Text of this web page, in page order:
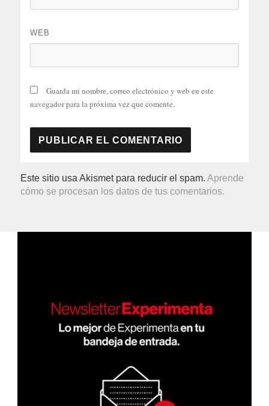
WEB
Guarda mi nombre, correo electrónico y web en este
navegador para la próxima vez que comente.
Este sitio usa Akismet para reducir el spam.Aprende
cómo se procesan los datos de tus comentarios.